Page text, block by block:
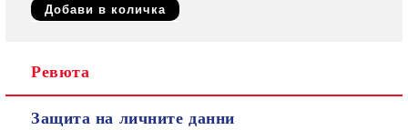
Ревюта
Защита на личните данни